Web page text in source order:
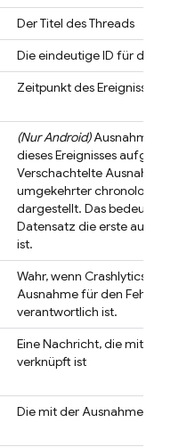
Der Titel des Threads
Die eindeutige ID für das
Zeitpunkt des Ereignisses
(Nur Android)Ausnahmen,
dieses Ereignisses
Verschachtelte Ausnahmen
umgekehrter
dargestellt. Das bedeutet,
Datensatz die erste
ist.
Wahr, wenn Crashlytics
Ausnahme für den Fehler
verantwortlich ist.
Eine Nachricht, die mit der
verknüpft ist
Die mit der Ausnahme